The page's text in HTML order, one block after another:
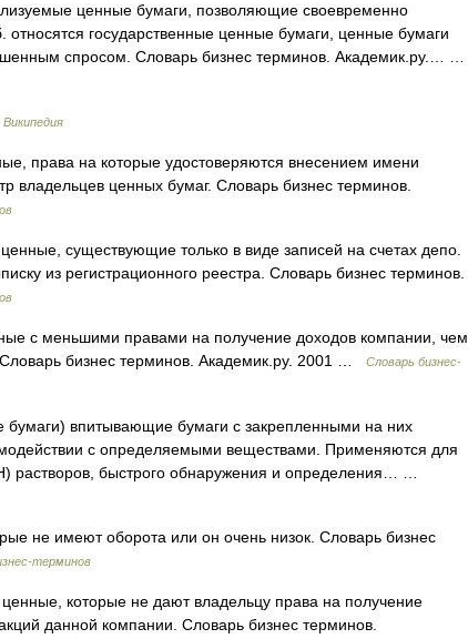
ценные бумаги, позволяющие своевременно
относятся государственные ценные бумаги, ценные бумаги
спросом. Словарь бизнес терминов. Академик.ру.… …
Википедия
права на которые удостоверяются внесением имени
владельцев ценных бумаг. Словарь бизнес терминов.
существующие только в виде записей на счетах депо.
из регистрационного реестра. Словарь бизнес терминов.
с меньшими правами на получение доходов компании, чем
бизнес терминов. Академик.ру. 2001 …
Словарь бизнес-
впитывающие бумаги с закрепленными на них
с определяемыми веществами. Применяются для
растворов, быстрого обнаружения и определения… …
не имеют оборота или он очень низок. Словарь бизнес
терминов
которые не дают владельцу права на получение
данной компании. Словарь бизнес терминов.